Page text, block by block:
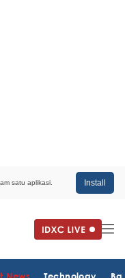
satu aplikasi. Install